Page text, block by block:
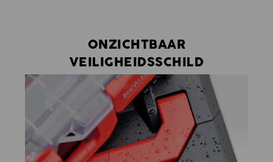
ONZICHTBAAR
VEILIGHEIDSSCHILD